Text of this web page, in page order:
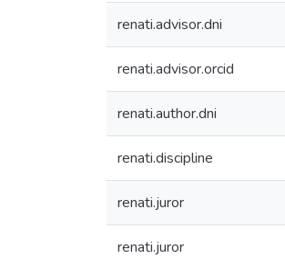
renati.advisor.dni
renati.advisor.orcid
renati.author.dni
renati.discipline
renati.juror
renati.juror